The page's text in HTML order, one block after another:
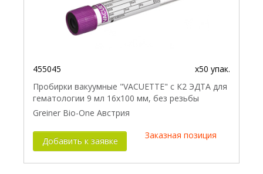
455045
x50 упак.
Пробирки вакуумные "VACUETTE" с К2 ЭДТА для
гематологии 9 мл 16х100 мм, без резьбы
Greiner Bio-One Австрия
Добавить к заявке
Заказная позиция